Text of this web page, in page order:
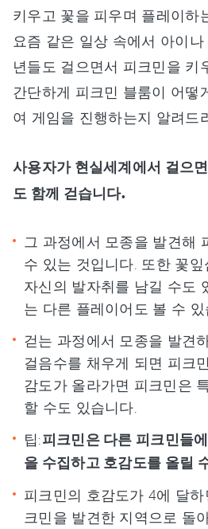
키우고 꽃을 피우며 플레이하
요즘 같은 일상 속에서 아이
년들도 걸으면서 피크민을 키
간단하게 피크민 블룸이 어떻
여 게임을 진행하는지 알려드
사용자가 현실세계에서 걸으
도 함께 걷습니다.
그 과정에서 모종을 발견해
수 있는 것입니다. 또한 꽃
자신의 발자취를 남길 수도
는 다른 플레이어도 볼 수 있
걷는 과정에서 모종을 발견
걸음수를 채우게 되면 피크
감도가 올라가면 피크민은
할 수도 있습니다.
팁:피크민은 다른 피크민들
을 수집하고 호감도를 올릴
피크민의 호감도가 4에 달
크민을 발견한 지역으로 돌